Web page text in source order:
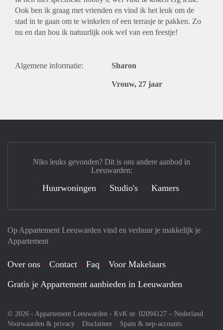
Ook ben ik graag met vrienden en vind ik het leuk om de
stad in te gaan om te winkelen of een terrasje te pakken. Zo
nu en dan hou ik natuurlijk ook wel van een feestje!
Algemene informatie: Sharon
Vrouw, 27 jaar
Op Appartement Leeuwarden vind en verhuur je makkelijk je
Appartement
Over ons Contact Faq
Voor Makelaars
Gratis je Appartement aanbieden in Leeuwarden
© 2026 - Appartement Leeuwarden - KvK nr. 02094127 – Nederland
Voorwaarden & privacy
Disclaimer Spam & nep-accounts
Niks leuks gevonden? Dit is ons andere aanbod in
Leeuwarden:
Huurwoningen Studio's Kamers